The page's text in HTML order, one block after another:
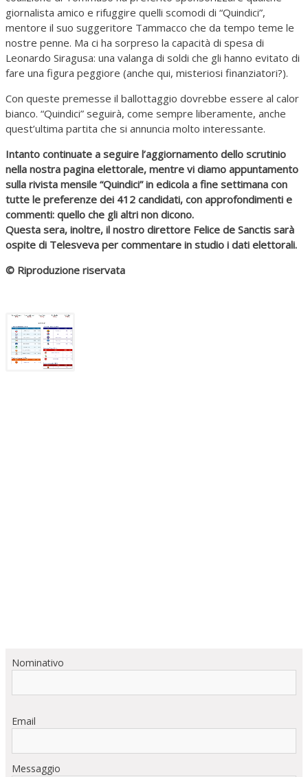
giornalista amico e rifuggire quelli scomodi di “Quindici”,
mentore il suo suggeritore Tammacco che da tempo teme le
nostre penne. Ma ci ha sorpreso la capacità di spesa di
Leonardo Siragusa: una valanga di soldi che gli hanno evitato di
fare una figura peggiore (anche qui, misteriosi finanziatori?).
Con queste premesse il ballottaggio dovrebbe essere al calor
bianco. “Quindici” seguirà, come sempre liberamente, anche
quest’ultima partita che si annuncia molto interessante.
Intanto continuate a seguire l’aggiornamento dello scrutinio
nella nostra pagina elettorale, mentre vi diamo appuntamento
sulla rivista mensile “Quindici” in edicola a fine settimana con
tutte le preferenze dei 412 candidati, con approfondimenti e
commenti: quello che gli altri non dicono.
Questa sera, inoltre, il nostro direttore Felice de Sanctis sarà
ospite di Telesveva per commentare in studio i dati elettorali.
© Riproduzione riservata
Nominativo
Email
Messaggio